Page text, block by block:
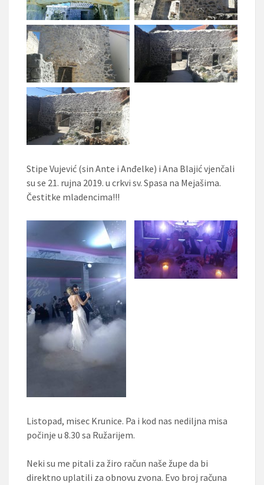
Stipe Vujević (sin Ante i Anđelke) i Ana Blajić vjenčali
su se 21. rujna 2019. u crkvi sv. Spasa na Mejašima.
Čestitke mladencima!!!
Listopad, misec Krunice. Pa i kod nas nediljna misa
počinje u 8.30 sa Ružarijem.
Neki su me pitali za žiro račun naše župe da bi
direktno uplatili za obnovu zvona. Evo broj računa